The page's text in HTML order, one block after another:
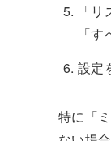
「
「
設定
特に「